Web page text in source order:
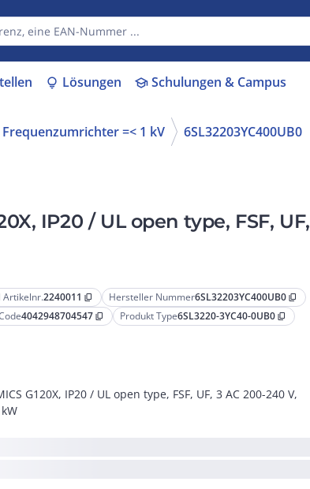
lightbulb Lösungen schoolSchulungen & Campus
Frequenzumrichter =< 1 kV 6SL32203YC400UB0
IP20 / UL open type, FSF, UF,
Artikelnr.2240011 content_copy Hersteller Nummer6SL32203YC400UB0 content_copy
4042948704547 content_copy Produkt Type6SL3220-3YC40-0UB0 content_copy
G120X, IP20 / UL open type, FSF, UF, 3 AC 200-240 V,